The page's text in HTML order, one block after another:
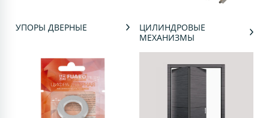
УПОРЫ ДВЕРНЫЕ
ЦИЛИНДРОВЫЕ
МЕХАНИЗМЫ